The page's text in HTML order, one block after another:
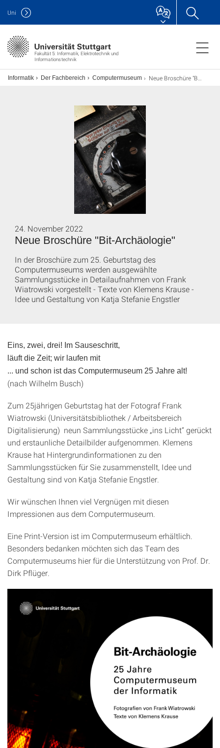
Fakultät 5: Informatik, Elektrotechnik und
Informationstechnik
Uni
Informatik Der Fachbereich Computermuseum Neue Broschüre "Bit-Archäologie"
Neue Broschüre "Bit-Archäologie"
24. November 2022
In der Broschüre zum 25. Geburtstag des
Computermuseums werden ausgewählte
Sammlungsstücke in Detailaufnahmen von Frank
Wiatrowski vorgestellt - Texte von Klemens Krause -
Idee und Gestaltung von Katja Stefanie Engstler
Eins, zwei, drei! Im Sauseschritt,
läuft die Zeit; wir laufen mit
... und schon ist das Computermuseum 25 Jahre alt!
(nach Wilhelm Busch)
Zum 25jährigen Geburtstag hat der Fotograf Frank
Wiatrowski (Universitätsbibliothek / Arbeitsbereich
Digitalisierung) neun Sammlungsstücke „ins Licht“ gerückt
und erstaunliche Detailbilder aufgenommen. Klemens
Krause hat Hintergrundinformationen zu den
Sammlungsstücken für Sie zusammenstellt, Idee und
Gestaltung sind von Katja Stefanie Engstler.
Wir wünschen Ihnen viel Vergnügen mit diesen
Impressionen aus dem Computermuseum.
Eine Print-Version ist im Computermuseum erhältlich.
Besonders bedanken möchten sich das Team des
Computermuseums hier für die Unterstützung von Prof. Dr.
Dirk Pflüger.